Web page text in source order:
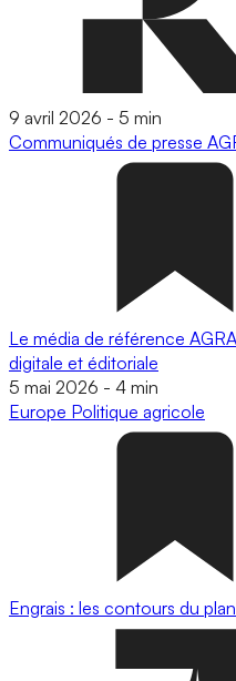
9 avril 2026 - 5 min
Communiqués de presse
Le média de référence
digitale et éditoriale
5 mai 2026 - 4 min
Europe Politique agricole
Engrais : les contours du